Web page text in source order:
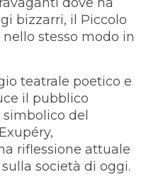
bizzarri, il Piccolo
stesso modo in
teatrale poetico e
il pubblico
del
riflessione attuale
società di oggi.